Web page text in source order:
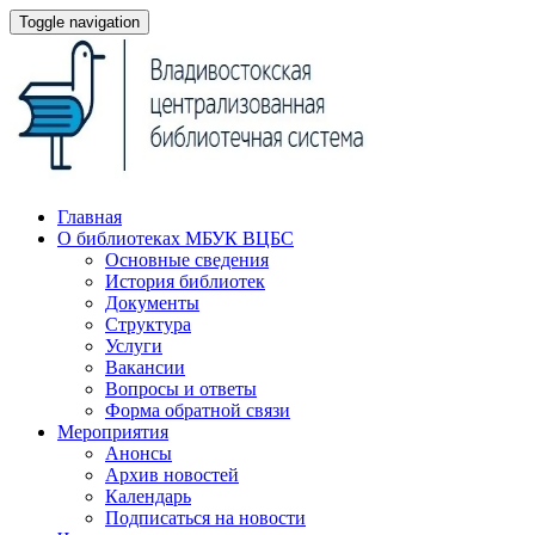
Toggle navigation
Главная
О библиотеках МБУК ВЦБС
Основные сведения
История библиотек
Документы
Структура
Услуги
Вакансии
Вопросы и ответы
Форма обратной связи
Мероприятия
Анонсы
Архив новостей
Календарь
Подписаться на новости